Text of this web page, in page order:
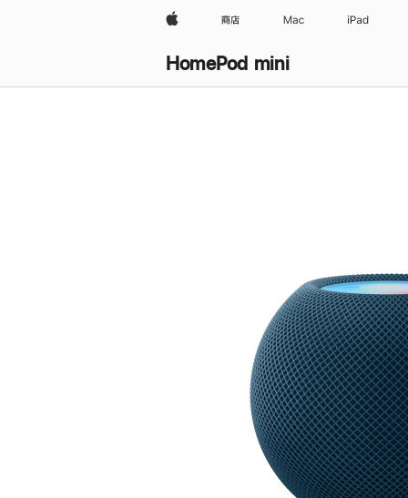
Apple 商店 Mac iPad
HomePod mini